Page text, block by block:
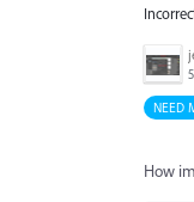
NEED
How